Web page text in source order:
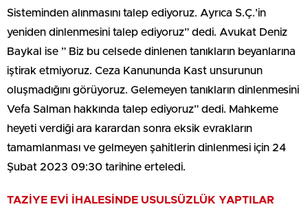
Sisteminden alınmasını talep ediyoruz. Ayrıca S.Ç.’in
yeniden dinlenmesini talep ediyoruz” dedi. Avukat Deniz
Baykal ise ” Biz bu celsede dinlenen tanıkların beyanlarına
iştirak etmiyoruz. Ceza Kanununda Kast unsurunun
oluşmadığını görüyoruz. Gelemeyen tanıkların dinlenmesini
Vefa Salman hakkında talep ediyoruz” dedi. Mahkeme
heyeti verdiği ara karardan sonra eksik evrakların
tamamlanması ve gelmeyen şahitlerin dinlenmesi için 24
Şubat 2023 09:30 tarihine erteledi.
TAZİYE EVİ İHALESİNDE USULSÜZLÜK YAPTILAR